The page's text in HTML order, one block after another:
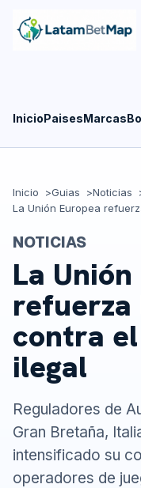
InicioPaisesMarcas
Inicio Guias
Noticias
La Unión Europea
NOTICIAS
La
refuerza
contra
ilegal
Reguladores de
Gran Bretaña,
intensificado su
operadores de